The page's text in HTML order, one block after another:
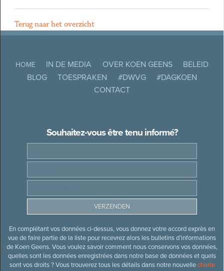
Terug naar het overzicht
HOME IN DE MEDIA OVER KOEN GEENS
BELEID
BLOG
TOESPRAKEN #DWVG
#DAGKOEN
CONTACT
Souhaitez-vous être tenu informé?
En complétant vos données ci-dessus, vous donnez votre accord exprès en
vue de faire partie de la liste pour recevrez alors les bulletins d’informations
de Koen Geens. Vous voulez savoir comment nous conservons vos données,
quelles sont les données enregistrées dans notre base de données et quels
sont vos droits ? Vous trouverez tous les détails dans notre nouvellecharte